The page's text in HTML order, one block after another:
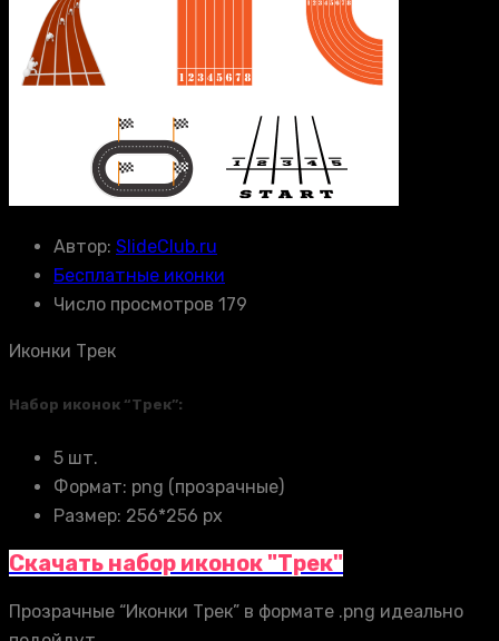
Автор: SlideClub.ru
Бесплатные иконки
Число просмотров 179
Иконки Трек
Набор иконок “Трек”:
5 шт.
Формат: png (прозрачные)
Размер: 256*256 px
Скачать набор иконок "Трек"
Прозрачные “Иконки Трек” в формате .png идеально